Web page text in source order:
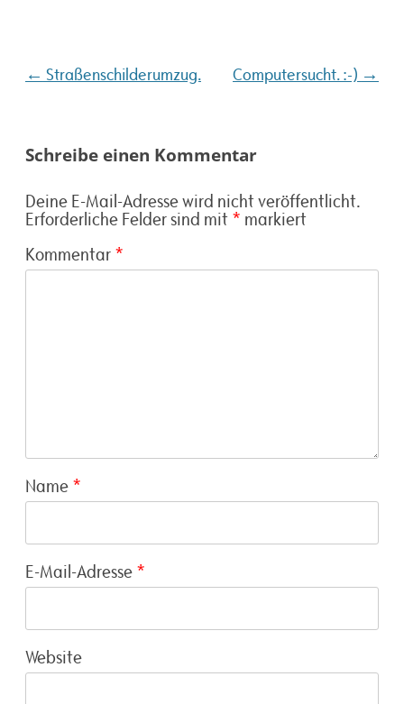
Beitragsnavigation
← Straßenschilderumzug. Computersucht. :-) →
Schreibe einen Kommentar
Deine E-Mail-Adresse wird nicht veröffentlicht.
Erforderliche Felder sind mit * markiert
Kommentar *
Name *
E-Mail-Adresse *
Website